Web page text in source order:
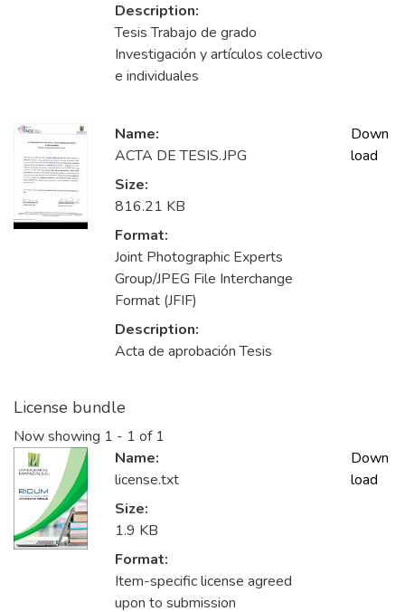
Description:
Tesis Trabajo de grado
Investigación y artículos colectivo
e individuales
Name:
ACTA DE TESIS.JPG
Size:
816.21 KB
Format:
Joint Photographic Experts
Group/JPEG File Interchange
Format (JFIF)
Description:
Acta de aprobación Tesis
Down
load
License bundle
Now showing 1 - 1 of 1
Name:
license.txt
Size:
1.9 KB
Format:
Item-specific license agreed
upon to submission
Down
load